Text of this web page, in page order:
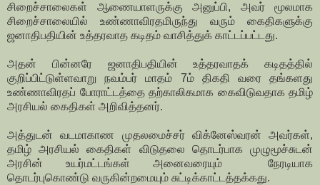
சிறைச்சாலைகள் ஆணையாளருக்கு அனுப்பி, அவர் மூலமாக
சிறைச்சாலையில் உண்ணாவிரதமிருந்து வரும் கைதிகளுக்கு
ஜனாதிபதியின் உத்தரவாத கடிதம் வாசித்துக் காட்டப்பட்டது.
அதன் பின்னரே ஜனாதிபதியின் உத்தரவாதக் கடிதத்தில்
குறிப்பிட்டுள்ளவாறு நவம்பர் மாதம் 7ம் திகதி வரை தங்களது
உண்ணாவிரதப் போராட்டத்தை தற்காலிகமாக கைவிடுவதாக தமிழ்
அரசியல் கைதிகள் அறிவித்தனர்.
அத்துடன் வடமாகாண முதலமைச்சர் விக்னேஸ்வரன் அவர்கள்,
தமிழ் அரசியல் கைதிகள் விடுதலை தொடர்பாக முழுமூச்சுடன்
அரசின் உயர்மட்டங்கள் அனைவரையும் நேரடியாக
தொடர்புகொண்டு வருகின்றமையும் சுட்டிக்காட்டத்தக்கது.